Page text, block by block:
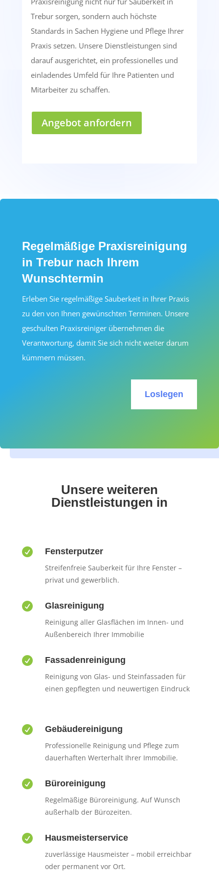
Trebur sorgen, sondern auch höchste
Standards in Sachen Hygiene und Pflege Ihrer
Praxis setzen. Unsere Dienstleistungen sind
darauf ausgerichtet, ein professionelles und
einladendes Umfeld für Ihre Patienten und
Mitarbeiter zu schaffen.
Angebot anfordern
Regelmäßige Praxisreinigung
in Trebur nach Ihrem
Wunschtermin
Erleben Sie regelmäßige Sauberkeit in Ihrer Praxis
zu den von Ihnen gewünschten Terminen. Unsere
geschulten Praxisreiniger übernehmen die
Verantwortung, damit Sie sich nicht weiter darum
kümmern müssen.
Loslegen
Unsere weiteren
Dienstleistungen in
 Fensterputzer
Streifenfreie Sauberkeit für Ihre Fenster –
privat und gewerblich.
 Glasreinigung
Reinigung aller Glasflächen im Innen- und
Außenbereich Ihrer Immobilie
 Fassadenreinigung
Reinigung von Glas- und Steinfassaden für
einen gepflegten und neuwertigen Eindruck
 Gebäudereinigung
Professionelle Reinigung und Pflege zum
dauerhaften Werterhalt Ihrer Immobilie.
 Büroreinigung
Regelmäßige Büroreinigung. Auf Wunsch
außerhalb der Bürozeiten.
 Hausmeisterservice
zuverlässige Hausmeister – mobil erreichbar
oder permanent vor Ort.